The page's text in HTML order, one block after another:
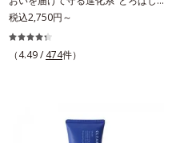
ーズ共通の美容成分「GLルートブ
ースター(*9)」を配合することで、
肌のふっくら感や透明感を叶えま
感を。効果的なシナジー設計で、あ
なたのエイジングケアを応援しま
ゃ"ローション。7000種を超える成
分から厳選し、「うるおいの質
(*1)」に着目した初期エイジングケ
ズです。「うるおいの質」に着目
し、肌荒れを予防しながらうるおい
税込2,750円～
（4.49 / 474件）